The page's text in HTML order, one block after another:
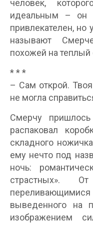
человек,
идеальным – он
привлекателен, но
называют
похожей на теплый
* * *
– Сам открой.
не могла
Смерчу
распаковал
складного
ему нечто под
ночь:
страстных».
выведенного на
изображением